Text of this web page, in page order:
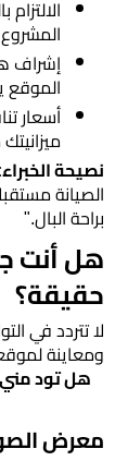
​إشراف
الموقع
​أسعار
​نصيحة
الصيانة
براحة البال."
​هل أنت
حقيقة؟
لا تتردد في
ومعاينة
​هل تود
معرض